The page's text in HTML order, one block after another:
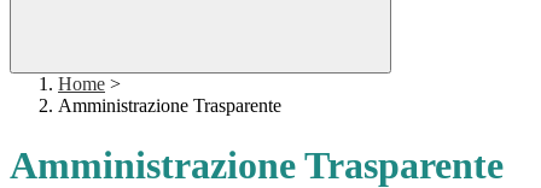
Home >
Amministrazione Trasparente
Amministrazione Trasparente